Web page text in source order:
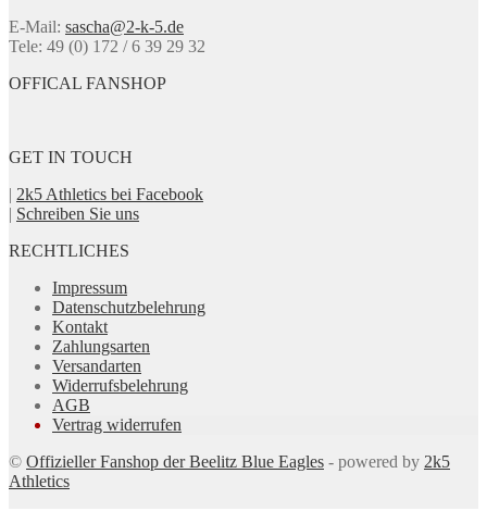
Produktseite
gewählt
E-Mail: sascha@2-k-5.de
Tele: 49 (0) 172 / 6 39 29 32
OFFICAL FANSHOP
GET IN TOUCH
| 2k5 Athletics bei Facebook
| Schreiben Sie uns
RECHTLICHES
Impressum
Datenschutzbelehrung
Kontakt
Zahlungsarten
Versandarten
Widerrufsbelehrung
AGB
Vertrag widerrufen
© Offizieller Fanshop der Beelitz Blue Eagles - powered by 2k5
Athletics